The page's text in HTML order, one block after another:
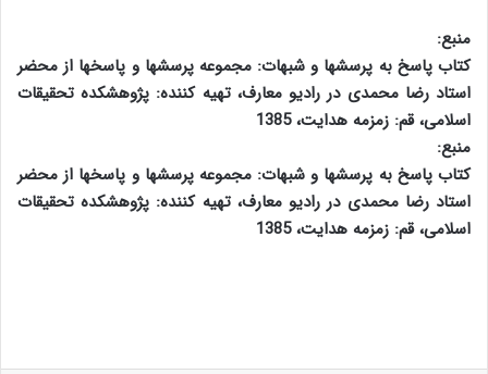
منبع:
کتاب پاسخ به پرسشها و شبهات: مجموعه پرسشها و پاسخها از محضر
استاد رضا محمدی در رادیو معارف، تهیه کننده: پژوهشکده تحقیقات
اسلامی، قم: زمزمه هدایت، 1385
منبع:
کتاب پاسخ به پرسشها و شبهات: مجموعه پرسشها و پاسخها از محضر
استاد رضا محمدی در رادیو معارف، تهیه کننده: پژوهشکده تحقیقات
اسلامی، قم: زمزمه هدایت، 1385